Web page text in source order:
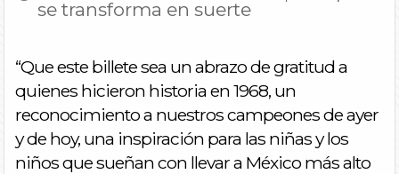
se transforma en suerte
“Que este billete sea un abrazo de gratitud a
quienes hicieron historia en 1968, un
reconocimiento a nuestros campeones de ayer
y de hoy, una inspiración para las niñas y los
niños que sueñan con llevar a México más alto